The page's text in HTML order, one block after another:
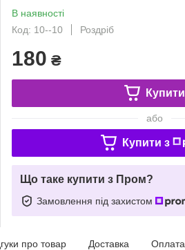
В наявності
Код: 10--10
Роздріб
180 ₴
Купити
або
Купити з
Що таке купити з Пром?
Замовлення під захистом
про товар Доставка Оплата